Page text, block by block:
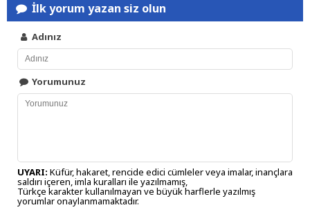
İlk yorum yazan siz olun
Adınız
Yorumunuz
UYARI: Küfür, hakaret, rencide edici cümleler veya imalar, inançlara
saldırı içeren, imla kuralları ile yazılmamış,
Türkçe karakter kullanılmayan ve büyük harflerle yazılmış
yorumlar onaylanmamaktadır.